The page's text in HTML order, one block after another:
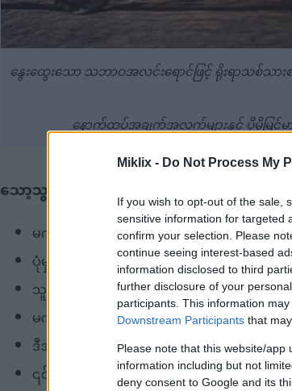
Miklix - Do Not Process My
If you wish to opt-out of the sale,
sensitive information for targeted
confirm your selection. Please
continue seeing interest-based
information disclosed to third
further disclosure of your
participants. This information
Downstream Participants that
Please note that this website/
information including but not
deny consent to Google and its
နွေးထွေးသော သဘာဝအလင်းရောင်ဖြင့် ရိုးရာသစ်သာ
နောက်ထပ်အချက်အလက်များနှင့် ပိုမိုမြ
သော့သွားယူမှုများ
မက်ကာဒမီးယားအခွံမာသီးတွေမှာ ကျန်းမာ
ပုံမှန်သောက်သုံးခြင်းဖြင့် နှလုံးကျန်းမာရေ
သူတို့ရဲ့ ဗိုက်ပြည့်စေတဲ့ ဂုဏ်သတ္တိတွေကြောင့် ကိုယ်
မက်ကာဒမီးယားအခွံမာသီးတွင်ပါဝင်သော
ဒီအခွံမာသီးတွေကို သင့်အစားအစာထဲမှာ ထည့်သွင်း
၎င်းတို့သည် ကင်ဆာတိုက်ဖျက်သည့် အာနိသင်ရှိ